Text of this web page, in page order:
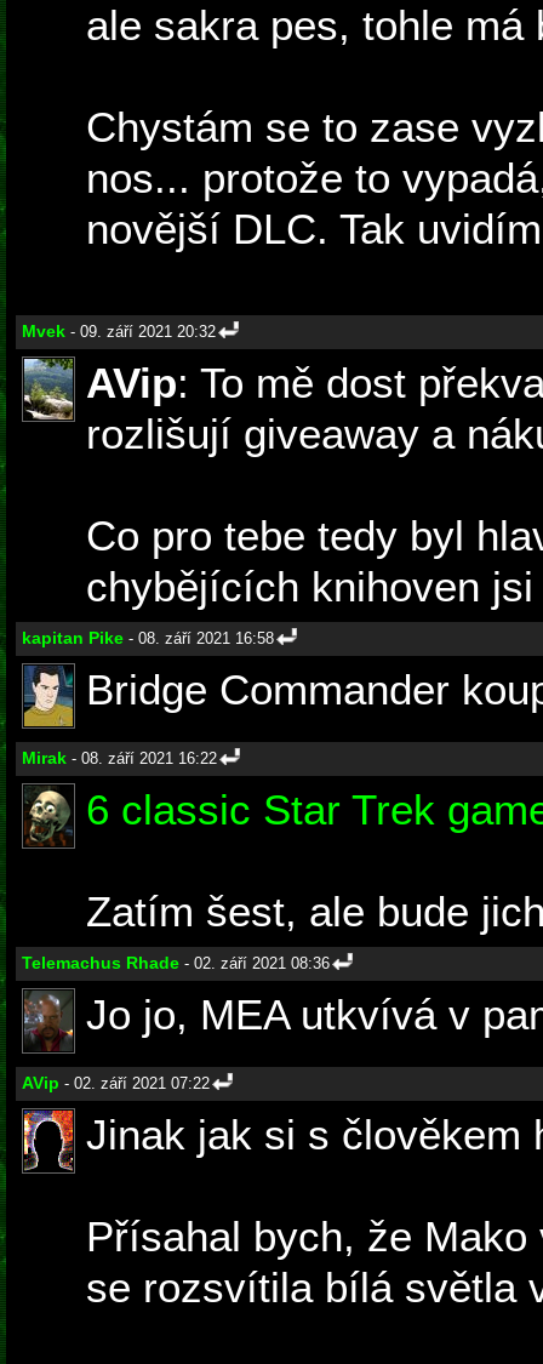
ale sakra pes, tohle
Chystám se to zase
nos... protože to
novější DLC. Tak
Mvek - 09. září 2021 20:32
AVip: To mě dost
rozlišují giveaway a
Co pro tebe tedy byl
chybějících knihoven
kapitan Pike - 08. září 2021 16:58
Bridge Commander
Mirak - 08. září 2021 16:22
6 classic Star Trek
Zatím šest, ale bude
Telemachus Rhade - 02. září 2021 08:36
Jo jo, MEA utkvívá v
AVip - 02. září 2021 07:22
Jinak jak si s člověkem
Přísahal bych, že
se rozsvítila bílá světla